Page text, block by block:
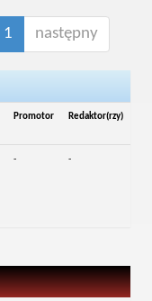
1 następny
Promotor Redaktor(rzy)
- -